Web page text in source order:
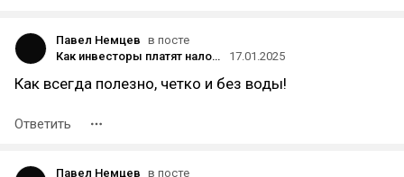
Павел Немцев в посте
Как инвесторы платят налоги?
17.01.2025
Как всегда полезно, четко и без воды!
Ответить
Павел Немцев в посте